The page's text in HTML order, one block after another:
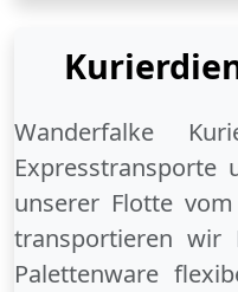
Wanderfalke
Expresstransporte
unserer Flotte
transportieren wir
Palettenware